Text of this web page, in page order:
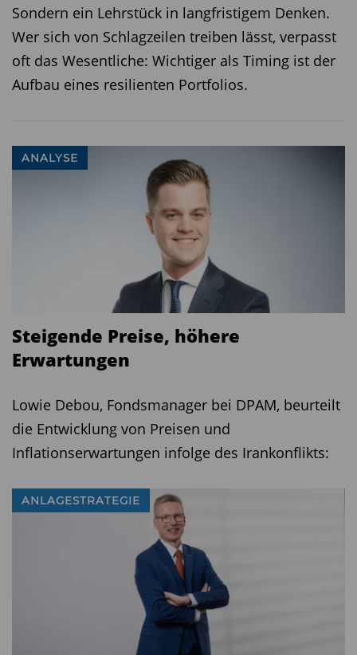
Sondern ein Lehrstück in langfristigem Denken.
Wer sich von Schlagzeilen treiben lässt, verpasst
oft das Wesentliche: Wichtiger als Timing ist der
Aufbau eines resilienten Portfolios.
ANALYSE
Steigende Preise, höhere
Erwartungen
Lowie Debou, Fondsmanager bei DPAM, beurteilt
die Entwicklung von Preisen und
Inflationserwartungen infolge des Irankonflikts:
ANLAGESTRATEGIE